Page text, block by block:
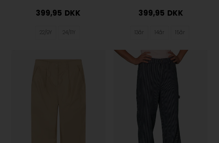
399,95 DKK
22/9Y 24/11Y
399,95 DKK
13år 14år 15år